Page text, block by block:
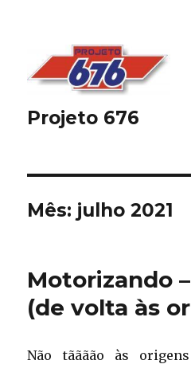
Projeto 676
Mês: julho 2021
Motorizando
(de volta às
Não tãããão às